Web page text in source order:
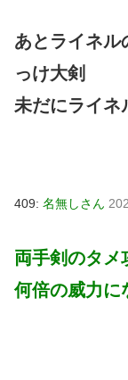
あとライネル
っけ大剣
未だにライネ
409: 名無しさん
両手剣のタメ
何倍の威力に